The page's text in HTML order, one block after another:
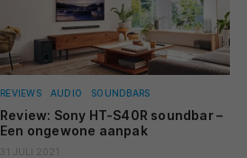
REVIEWS AUDIO SOUNDBARS
Review: Sony HT-S40R soundbar –
Een ongewone aanpak
31 JULI 2021